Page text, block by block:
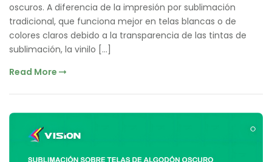
oscuros. A diferencia de la impresión por sublimación
tradicional, que funciona mejor en telas blancas o de
colores claros debido a la transparencia de las tintas de
sublimación, la vinilo […]
Read More